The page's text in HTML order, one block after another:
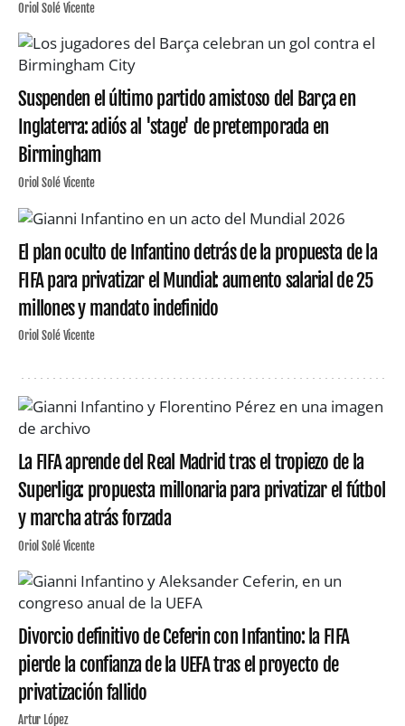
Oriol Solé Vicente
Suspenden el último partido amistoso del Barça en
Inglaterra: adiós al 'stage' de pretemporada en
Birmingham
Oriol Solé Vicente
El plan oculto de Infantino detrás de la propuesta de la
FIFA para privatizar el Mundial: aumento salarial de 25
millones y mandato indefinido
Oriol Solé Vicente
La FIFA aprende del Real Madrid tras el tropiezo de la
Superliga: propuesta millonaria para privatizar el fútbol
y marcha atrás forzada
Oriol Solé Vicente
Divorcio definitivo de Ceferin con Infantino: la FIFA
pierde la confianza de la UEFA tras el proyecto de
privatización fallido
Artur López